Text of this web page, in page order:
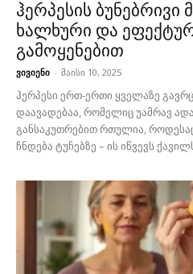
ჰერპესის
ხალხური და
გამოყენებით
ვივიენი - მაისი 10, 2025
ჰერპესი ერთ-ერთი ყველაზე
დაავადებაა, რომელიც უამრავ
განსაკუთრებით რთულია,
ჩნდება ტუჩებზე – ის იწვევს